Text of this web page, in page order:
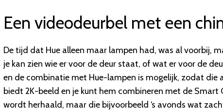
Een videodeurbel met een
De tijd dat Hue alleen maar lampen had, was al voorbij,
je kan zien wie er voor de deur staat, of wat er voor de
en de combinatie met Hue-lampen is mogelijk, zodat die
biedt 2K-beeld en je kunt hem combineren met de
wordt herhaald, maar die bijvoorbeeld ‘s avonds wat